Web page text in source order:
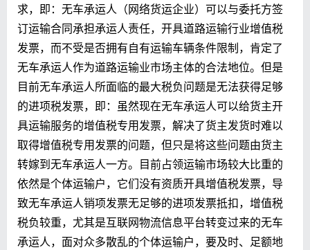
求，即：无车承运人（网络货运企业）可以与委托方签
订运输合同承担承运人责任，开具道路运输行业增值税
发票，而不受是否拥有自有运输车辆条件限制，肯定了
无车承运人作为道路运输业市场主体的合法地位。但是
目前无车承运人所面临的最大税负问题是无法获得足够
的进项税发票，即：虽然现在无车承运人可以给货主开
具运输服务的增值税专用发票，解决了货主发货时难以
取得增值税专用发票的问题，但只是将这些问题由货主
转嫁到无车承运人一方。目前占领运输市场较大比重的
依然是个体运输户，它们没有资质开具增值税发票，导
致无车承运人销项发票无足够的进项发票抵扣，增值税
税负较重，尤其是互联网物流信息平台转变过来的无车
承运人，面对众多散乱的个体运输户，要及时、足额地